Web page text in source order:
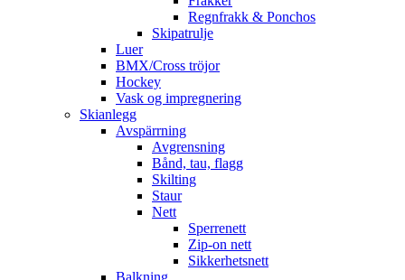
Regnfrakk & Ponchos
Skipatrulje
Luer
BMX/Cross tröjor
Hockey
Vask og impregnering
Skianlegg
Avspärrning
Avgrensning
Bånd, tau, flagg
Skilting
Staur
Nett
Sperrenett
Zip-on nett
Sikkerhetsnett
Balkning